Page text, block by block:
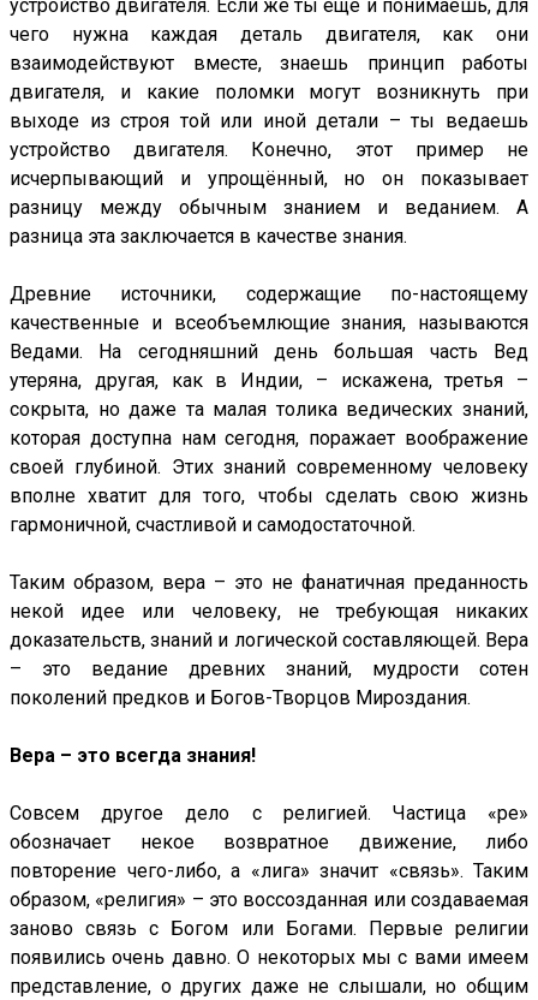
устройство двигателя. Если же ты ещё и понимаешь, для
чего нужна каждая деталь двигателя, как они
взаимодействуют вместе, знаешь принцип работы
двигателя, и какие поломки могут возникнуть при
выходе из строя той или иной детали – ты ведаешь
устройство двигателя. Конечно, этот пример не
исчерпывающий и упрощённый, но он показывает
разницу между обычным знанием и веданием. А
разница эта заключается в качестве знания.
Древние источники, содержащие по-настоящему
качественные и всеобъемлющие знания, называются
Ведами. На сегодняшний день большая часть Вед
утеряна, другая, как в Индии, – искажена, третья –
сокрыта, но даже та малая толика ведических знаний,
которая доступна нам сегодня, поражает воображение
своей глубиной. Этих знаний современному человеку
вполне хватит для того, чтобы сделать свою жизнь
гармоничной, счастливой и самодостаточной.
Таким образом, вера – это не фанатичная преданность
некой идее или человеку, не требующая никаких
доказательств, знаний и логической составляющей. Вера
– это ведание древних знаний, мудрости сотен
поколений предков и Богов-Творцов Мироздания.
Вера – это всегда знания!
Совсем другое дело с религией. Частица «ре»
обозначает некое возвратное движение, либо
повторение чего-либо, а «лига» значит «связь». Таким
образом, «религия» – это воссозданная или создаваемая
заново связь с Богом или Богами. Первые религии
появились очень давно. О некоторых мы с вами имеем
представление, о других даже не слышали, но общим